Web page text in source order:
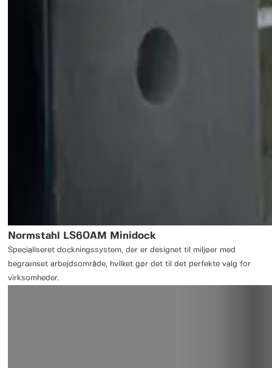
Normstahl LS60AM Minidock
Specialiseret dockningssystem, der er designet til miljøer med
begrænset arbejdsområde, hvilket gør det til det perfekte valg for
virksomheder.